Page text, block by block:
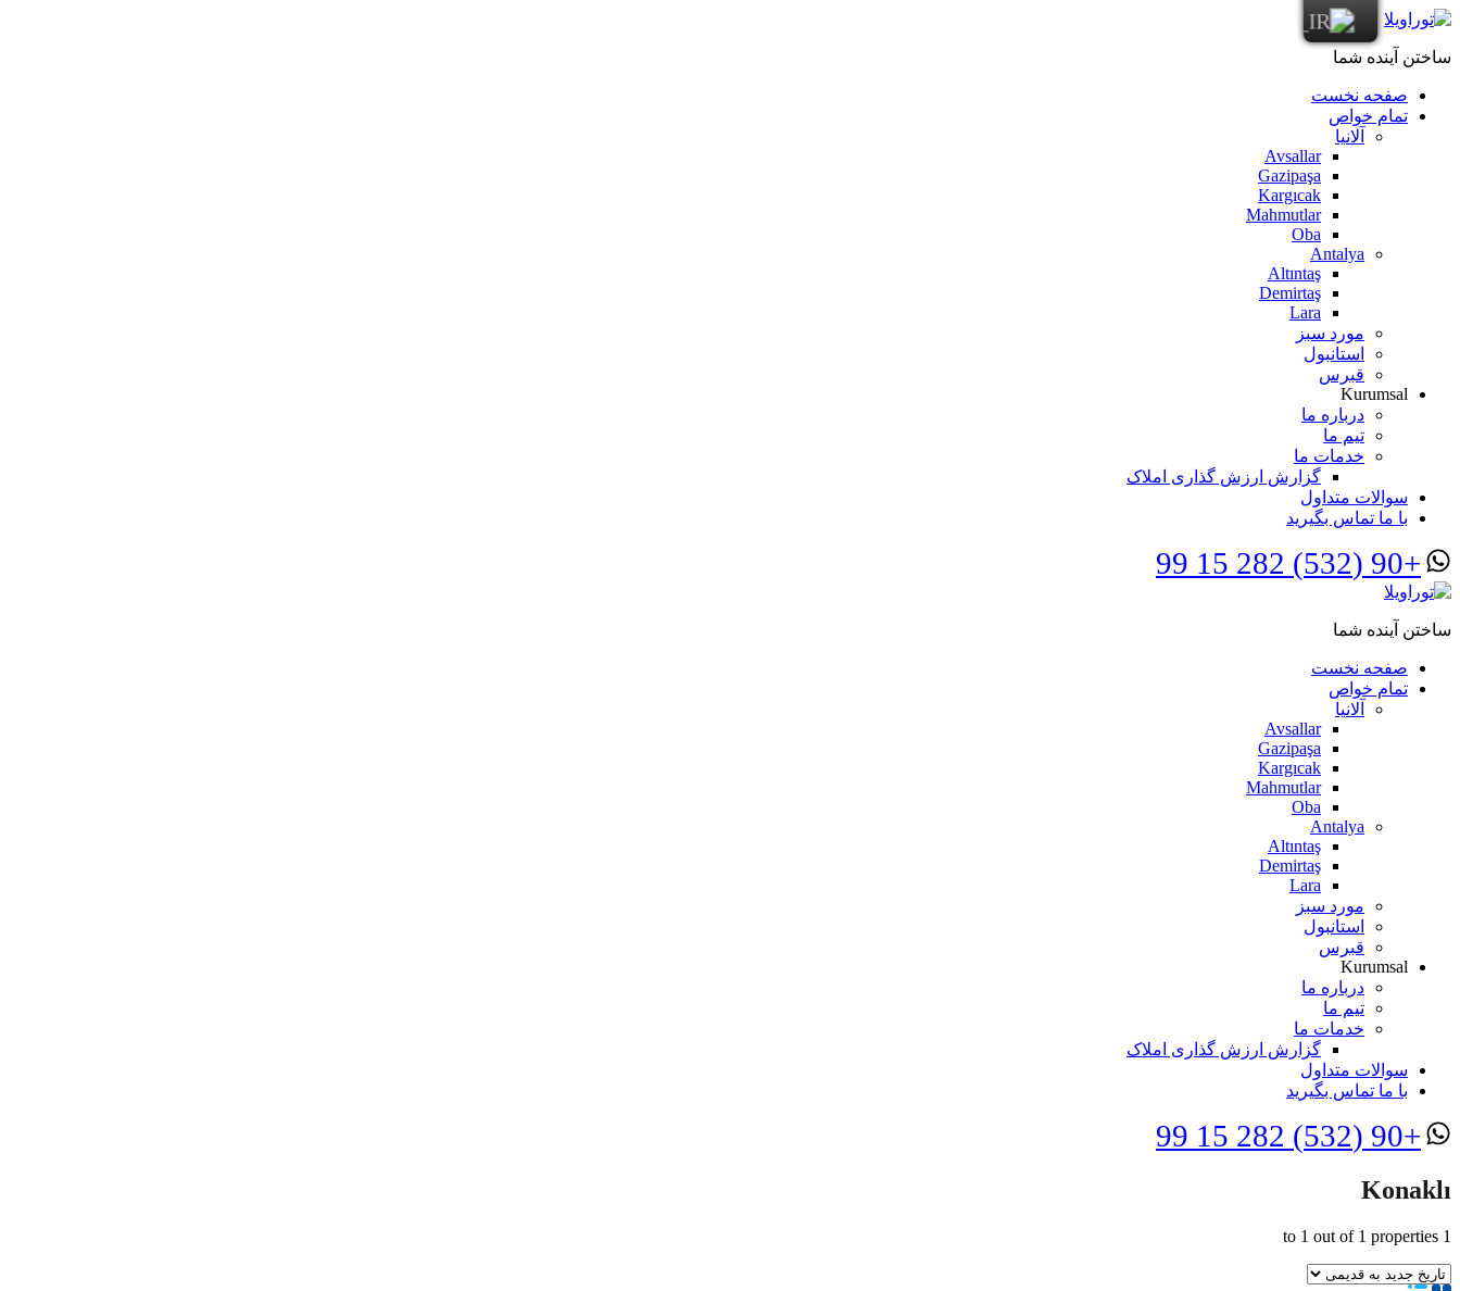
ساختن آینده شما
صفحه نخست
تمام خواص
آلانیا
Avsallar
Gazipaşa
Kargıcak
Mahmutlar
Oba
Antalya
Altıntaş
Demirtaş
Lara
مورد سبز
استانبول
قبرس
Kurumsal
درباره ما
تیم ما
خدمات ما
گزارش ارزش گذاری املاک
سوالات متداول
با ما تماس بگیرید
+90 (532) 282 15 99
ساختن آینده شما
صفحه نخست
تمام خواص
آلانیا
Avsallar
Gazipaşa
Kargıcak
Mahmutlar
Oba
Antalya
Altıntaş
Demirtaş
Lara
مورد سبز
استانبول
قبرس
Kurumsal
درباره ما
تیم ما
خدمات ما
گزارش ارزش گذاری املاک
سوالات متداول
با ما تماس بگیرید
+90 (532) 282 15 99
Konaklı
1
to 1 out of 1 properties